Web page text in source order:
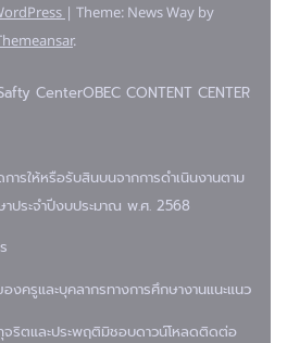
| Theme: News Way by
.
CenterOBEC CONTENT CENTER
การให้หรือรับสินบนจากการดำเนินงานตาม
ประจำปีงบประมาณ พ.ศ. 2568
งครูและบุคลากรทางการศึกษางานแนะแนว
จริตและประพฤติมิชอบดาวน์โหลดติดต่อ